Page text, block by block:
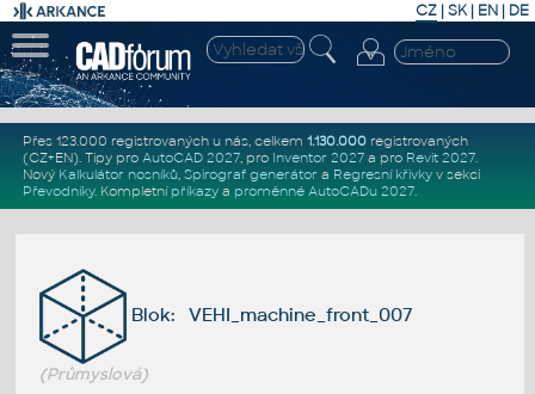
CZ | SK| EN | DE
Přes 123.000 registrovaných u nás, celkem 1.130.000registrovaných
(CZ+EN). Tipy pro AutoCAD 2027, pro Inventor 2027a pro Revit 2027.
Nový Kalkulátor nosníků, Spirograf generátor a Regresní křivkyv sekci
Převodníky. Kompletní příkazya proměnné AutoCADu 2027.
Blok: VEHI_machine_front_007
(Průmyslová)